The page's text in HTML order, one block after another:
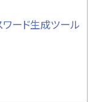
ワード生成ツール